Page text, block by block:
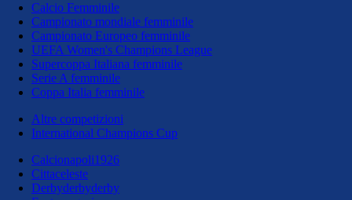
Calcio Femminile
Campionato mondiale femminile
Campionato Europeo femminile
UEFA Women's Champions League
Supercoppa Italiana femminile
Serie A femminile
Coppa Italia femminile
Altre competizioni
International Champions Cup
Calcionapoli1926
Cittaceleste
Derbyderbyderby